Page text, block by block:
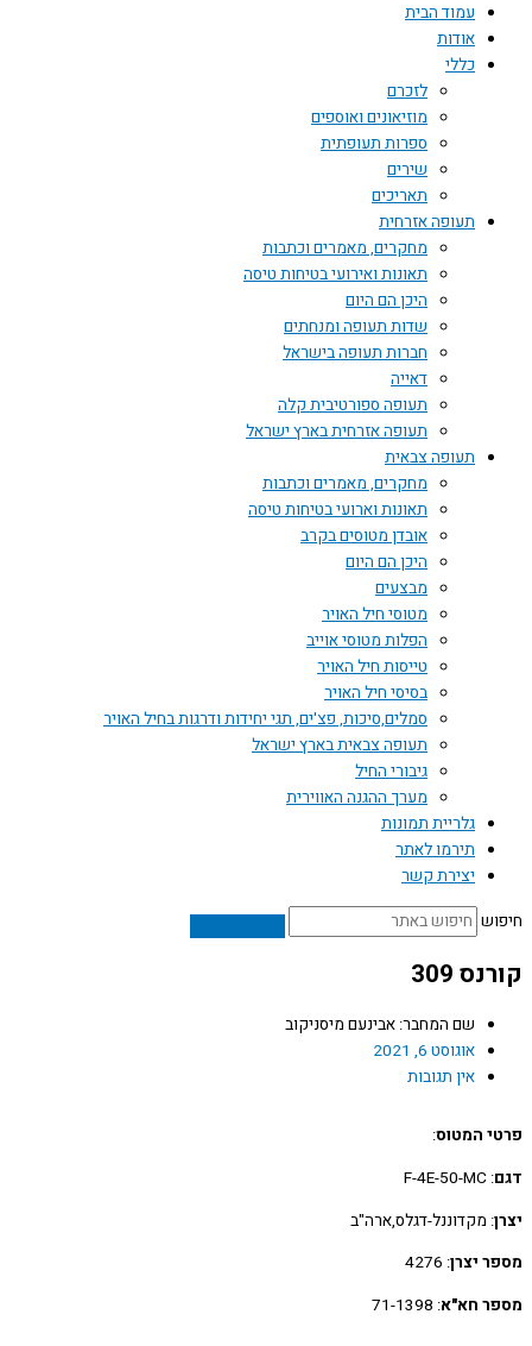
עמוד הבית
אודות
כללי
לזכרם
מוזיאונים ואוספים
ספרות תעופתית
שירים
תאריכים
תעופה אזרחית
מחקרים, מאמרים וכתבות
תאונות ואירועי בטיחות טיסה
היכן הם היום
שדות תעופה ומנחתים
חברות תעופה בישראל
דאייה
תעופה ספורטיבית קלה
תעופה אזרחית בארץ ישראל
תעופה צבאית
מחקרים, מאמרים וכתבות
תאונות וארועי בטיחות טיסה
אובדן מטוסים בקרב
היכן הם היום
מבצעים
מטוסי חיל האויר
הפלות מטוסי אוייב
טייסות חיל האויר
בסיסי חיל האויר
סמלים,סיכות, פצ'ים, תגי יחידות ודרגות בחיל האויר
תעופה צבאית בארץ ישראל
גיבורי החיל
מערך ההגנה האווירית
גלריית תמונות
תירמו לאתר
יצירת קשר
309
שם המחבר: אבינעם מיסניקוב
אוגוסט 6, 2021
אין תגובות
המטוס:
: מקדוננל-דגלס,ארה"ב
יצרן: 4276
חא"א : 71-1398